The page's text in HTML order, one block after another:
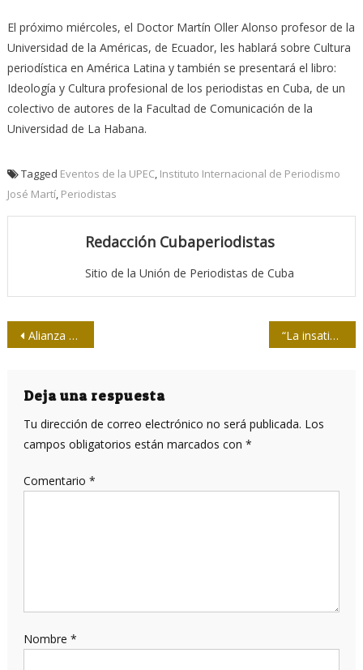
El próximo miércoles, el Doctor Martín Oller Alonso profesor de la
Universidad de la Américas, de Ecuador, les hablará sobre Cultura
periodística en América Latina y también se presentará el libro:
Ideología y Cultura profesional de los periodistas en Cuba, de un
colectivo de autores de la Facultad de Comunicación de la
Universidad de La Habana.
Tagged Eventos de la UPEC, Instituto Internacional de Periodismo
José Martí, Periodistas
Redacción Cubaperiodistas
Sitio de la Unión de Periodistas de Cuba
Navegación
entradas
Alianza PAIS/ Lenín Moreno encabeza elecciones en Ecuador “La insatisfacción perenne es capaz de mover montañas”, Ana María Radaelli
Deja una respuesta
Tu dirección de correo electrónico no será publicada. Los
campos obligatorios están marcados con *
Comentario *
Nombre *